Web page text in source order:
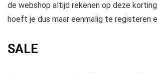
de webshop altijd rekenen op deze
hoeft je dus maar eenmalig te registeren
SALE